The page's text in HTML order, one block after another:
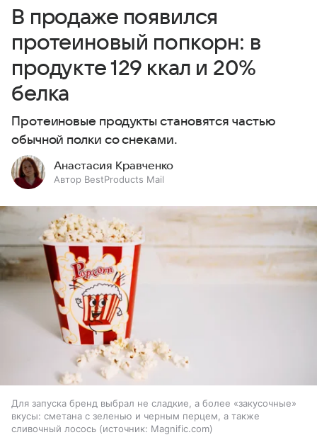
В продаже появился
протеиновый попкорн: в
продукте 129 ккал и 20%
белка
Протеиновые продукты становятся частью
обычной полки со снеками.
Анастасия Кравченко
Автор BestProducts Mail
Для запуска бренд выбрал не сладкие, а более «закусочные»
вкусы: сметана с зеленью и черным перцем, а также
сливочный лосось
источник: Magnific.com